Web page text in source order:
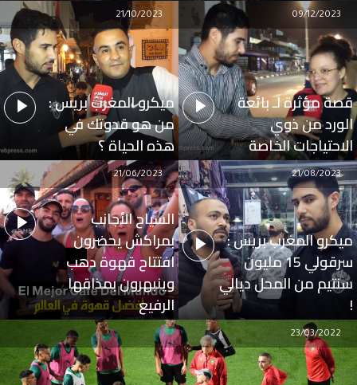
قصة مؤثرة لـ بائعة
الورد من ذوي
الاحتياجات الخاصة
09/12/2023
ميكرو المغرب بريس :
من هو قدوتك في
هذه الحياة ؟
21/10/2023
ميكرو المغرب بريس :
سرقولي 15 مليون
سنتيم من المحل ديالي
!
21/08/2023
السياح الأجانب
بمراكش يحضرون
افتتاح قهوة دهب
وينبهرون بمذاقها
الرفيع
21/06/2023
23/03/2022